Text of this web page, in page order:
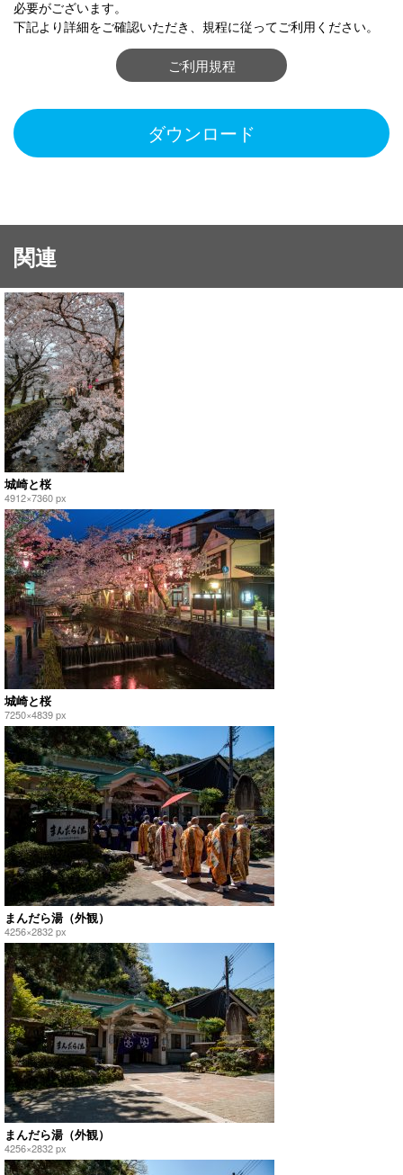
必要がございます。
下記より詳細をご確認いただき、規程に従ってご利用ください。
ご利用規程
ダウンロード
関連
城崎と桜
4912×7360 px
城崎と桜
7250×4839 px
まんだら湯（外観）
4256×2832 px
まんだら湯（外観）
4256×2832 px